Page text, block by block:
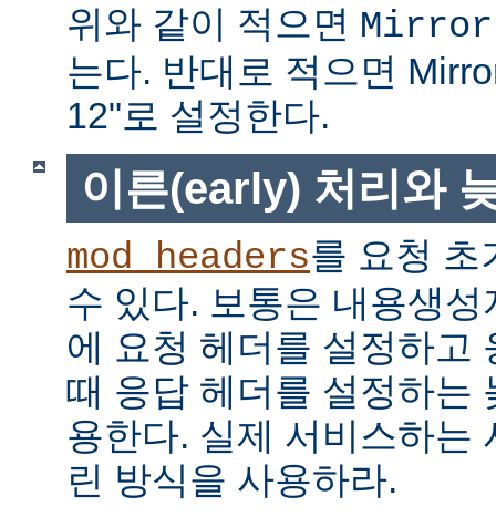
위와 같이 적으면
는다. 반대로 적으면
12"로 설정한다.
이른(early) 처리와
mod_headers를 요청 초
수 있다. 보통은 내용생
에 요청 헤더를 설정하고
때 응답 헤더를 설정하는
용한다. 실제 서비스하는
린 방식을 사용하라.